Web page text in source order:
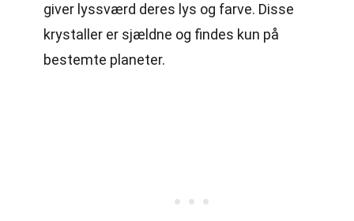
giver lyssværd deres lys og farve. Disse
krystaller er sjældne og findes kun på
bestemte planeter.